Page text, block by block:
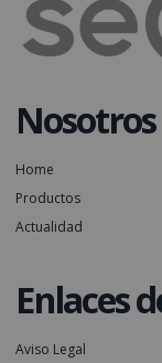
Nosotros
Home
Productos
Actualidad
Enlaces
Aviso Legal